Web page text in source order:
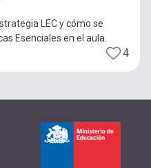
LEC y cómo se
Esenciales en el aula.
4